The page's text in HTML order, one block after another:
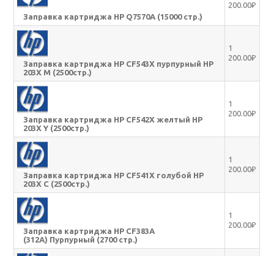
Заправка картриджа HP Q7570A (15000 стр.)
200.00₽
Заправка картриджа HP CF543X пурпурный HP
203X M (2500стр.)
1
200.00₽
Заправка картриджа HP CF542X желтый HP
203X Y (2500стр.)
1
200.00₽
Заправка картриджа HP CF541X голубой HP
203X C (2500стр.)
1
200.00₽
Заправка картриджа HP CF383A
(312A) Пурпурный (2700 стр.)
1
200.00₽